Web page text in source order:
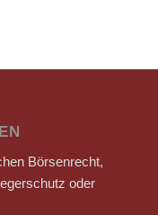
Börsenrecht,
oder